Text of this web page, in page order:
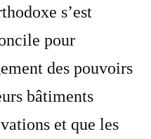
s’est
pour
des pouvoirs
bâtiments
et que les